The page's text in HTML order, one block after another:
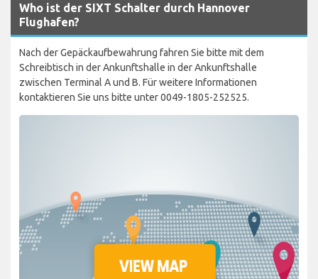
Who ist der SIXT Schalter durch Hannover
Flughafen?
Nach der Gepäckaufbewahrung fahren Sie bitte mit dem
Schreibtisch in der Ankunftshalle in der Ankunftshalle
zwischen Terminal A und B. Für weitere Informationen
kontaktieren Sie uns bitte unter 0049-1805-252525.